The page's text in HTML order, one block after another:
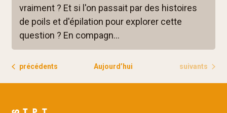
vraiment ? Et si l'on passait par des histoires
de poils et d'épilation pour explorer cette
question ? En compagn...
Évènements
précédents Aujourd’hui Évènements
suivants